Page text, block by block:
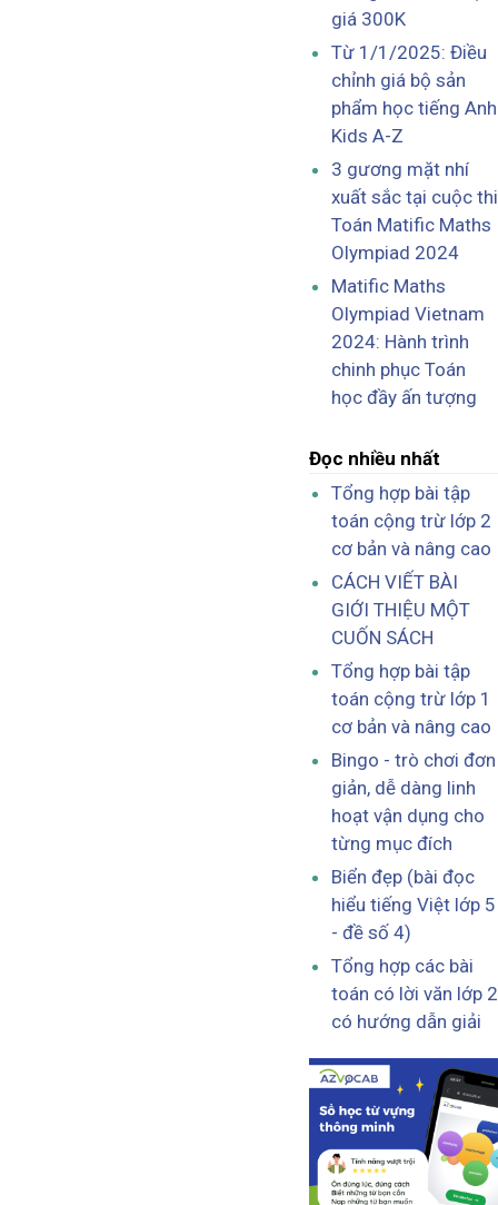
giá 300K
Từ 1/1/2025: Điều
chỉnh giá bộ sản
phẩm học tiếng Anh
Kids A-Z
3 gương mặt nhí
xuất sắc tại cuộc thi
Toán Matific Maths
Olympiad 2024
Matific Maths
Olympiad Vietnam
2024: Hành trình
chinh phục Toán
học đầy ấn tượng
Đọc nhiều nhất
Tổng hợp bài tập
toán cộng trừ lớp 2
cơ bản và nâng cao
CÁCH VIẾT BÀI
GIỚI THIỆU MỘT
CUỐN SÁCH
Tổng hợp bài tập
toán cộng trừ lớp 1
cơ bản và nâng cao
Bingo - trò chơi đơn
giản, dễ dàng linh
hoạt vận dụng cho
từng mục đích
Biển đẹp (bài đọc
hiểu tiếng Việt lớp 5
- đề số 4)
Tổng hợp các bài
toán có lời văn lớp 2
có hướng dẫn giải